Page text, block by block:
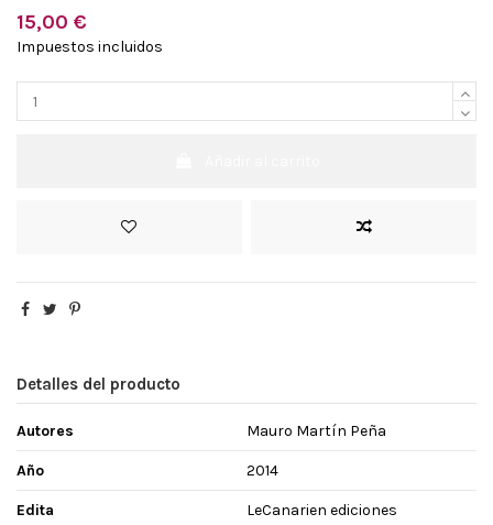
15,00 €
Impuestos incluidos
Detalles del producto
Autores Mauro Martín Peña
Año 2014
Edita LeCanarien ediciones